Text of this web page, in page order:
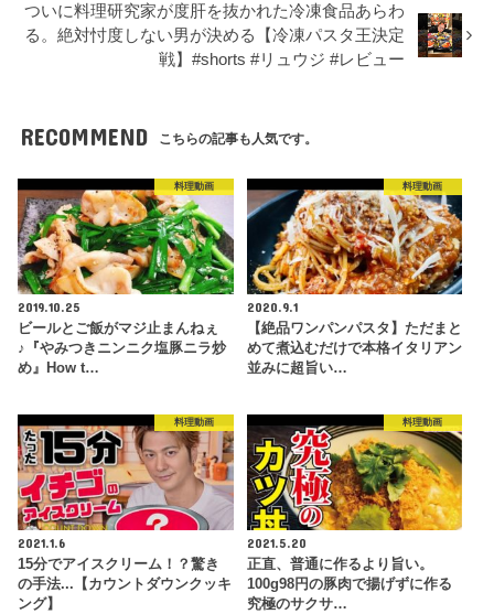
ついに料理研究家が度肝を抜かれた冷凍食品あらわ
る。絶対忖度しない男が決める【冷凍パスタ王決定
戦】#shorts #リュウジ #レビュー
RECOMMEND こちらの記事も人気です。
料理動画
2019.10.25
ビールとご飯がマジ止まんねぇ
♪『やみつきニンニク塩豚ニラ炒
め』How t…
料理動画
2020.9.1
【絶品ワンパンパスタ】ただまと
めて煮込むだけで本格イタリアン
並みに超旨い…
料理動画
2021.1.6
15分でアイスクリーム！？驚き
の手法...【カウントダウンクッキ
ング】
料理動画
2021.5.20
正直、普通に作るより旨い。
100g98円の豚肉で揚げずに作る
究極のサクサ…